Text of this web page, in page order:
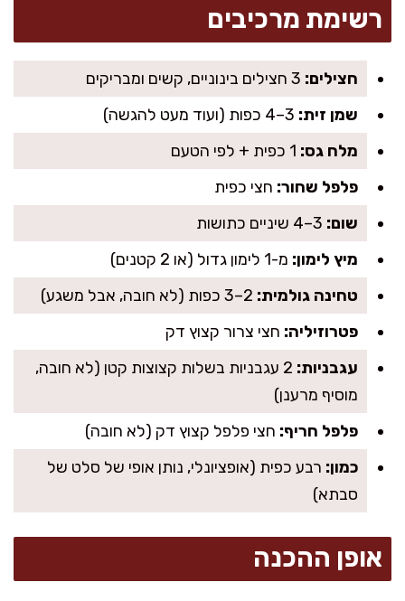
רשימת מרכיבים
חצילים:
שמן זית:
מלח גס:
פלפל שחור: חצי כפית
שום:
מיץ לימון: מ-1 לימון גדול (או 2 קטנים)
טחינה גולמית:
פטרוזיליה: חצי צרור קצוץ דק
עגבניות:
2 עגבניות בשלות קצוצות קטן (לא חובה,
מוסיף מרענן)
פלפל חריף: חצי פלפל קצוץ דק (לא חובה)
כמון: רבע כפית (אופציונלי, נותן אופי של סלט של
סבתא)
אופן ההכנה